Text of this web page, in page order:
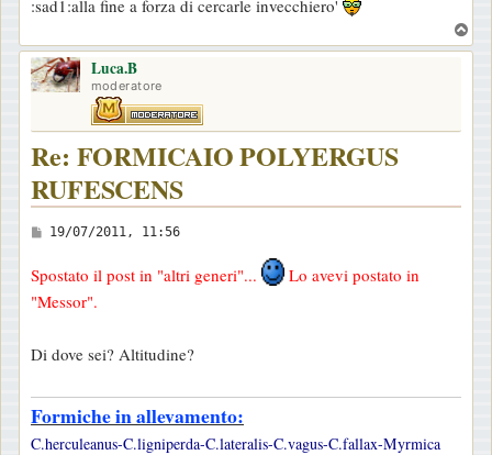
a
g
g
i
:sad1:alla fine a forza di cercarle invecchiero'
o
Luca.B
moderatore
Re: FORMICAIO POLYERGUS
RUFESCENS
M
s
s
g
i
o
19/07/2011, 11:56
Spostato il post in "altri generi"...
Lo avevi postato in
"Messor".
Di dove sei? Altitudine?
Formiche in allevamento:
C.herculeanus-C.ligniperda-C.lateralis-C.vagus-C.fallax-Myrmica